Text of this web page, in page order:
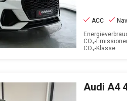
ACC
CO₂-
CO₂-Klasse:
Audi A4 40